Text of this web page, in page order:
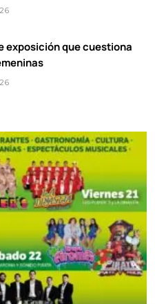
exposición que cuestiona